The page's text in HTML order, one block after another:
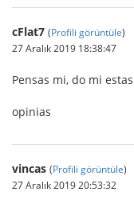
cFlat7 (Profili görüntüle)
27 Aralık 2019 18:38:47
Pensas mi, do mi
opinias
vincas (Profili görüntüle)
27 Aralık 2019 20:53:32